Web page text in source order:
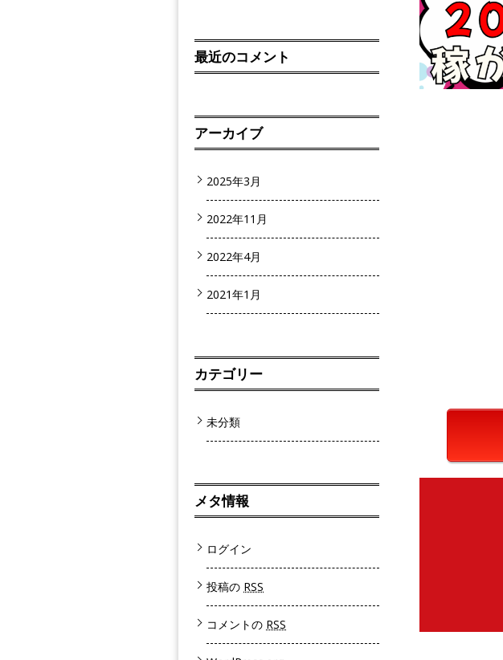
最近のコメント
アーカイブ
2025年3月
2022年11月
2022年4月
2021年1月
カテゴリー
未分類
メタ情報
ログイン
投稿の RSS
コメントの RSS